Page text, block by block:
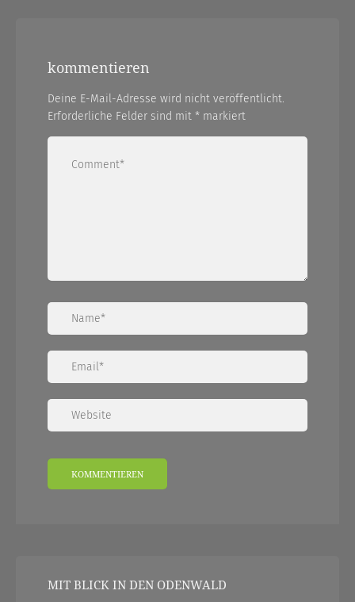
kommentieren
Deine E-Mail-Adresse wird nicht veröffentlicht.
Erforderliche Felder sind mit * markiert
MIT BLICK IN DEN ODENWALD